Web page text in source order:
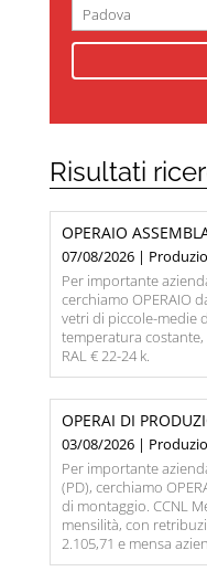
Risultati
OPERAIO
07/08/2026 |
Per importante
cerchiamo OPERAIO
vetri di piccole-medie
temperatura
RAL € 22-24 k.
OPERAI DI
03/08/2026 |
Per importante
(PD), cerchiamo
di montaggio. CCNL
mensilità, con
2.105,71 e mensa